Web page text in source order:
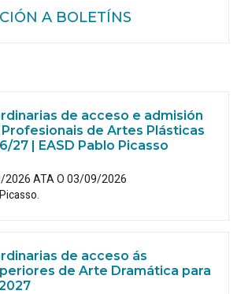
A BOLETÍNS
de acceso e admisión
Profesionais de Artes Plásticas
27 | EASD Pablo Picasso
2026 ATA O 03/09/2026
de acceso ás
de Arte Dramática para